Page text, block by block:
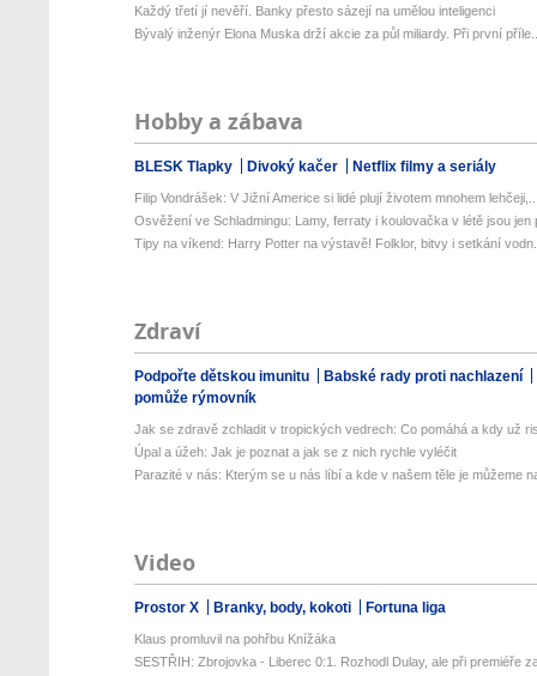
Každý třetí jí nevěří. Banky přesto sázejí na umělou inteligenci
Bývalý inženýr Elona Muska drží akcie za půl miliardy. Při první
Hobby a zábava
BLESK Tlapky Divoký kačer Netflix filmy a seriály
Filip Vondrášek: V Jižní Americe si lidé plují životem mnohem
Osvěžení ve Schladmingu: Lamy, ferraty i koulovačka v létě jsou jen
Tipy na víkend: Harry Potter na výstavě! Folklor, bitvy i setkání
Zdraví
Podpořte dětskou imunitu
Babské rady proti nachlazení
pomůže rýmovník
Jak se zdravě zchladit v tropických vedrech: Co pomáhá a kdy už
Úpal a úžeh: Jak je poznat a jak se z nich rychle vyléčit
Parazité v nás: Kterým se u nás líbí a kde v našem těle je můžeme
Video
Prostor X Branky, body, kokoti Fortuna liga
Klaus promluvil na pohřbu Knížáka
SESTŘIH: Zbrojovka - Liberec 0:1. Rozhodl Dulay, ale při premiéře